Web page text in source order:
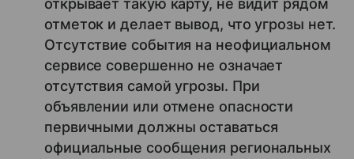
открывает такую карту, не видит рядом
отметок и делает вывод, что угрозы нет.
Отсутствие события на неофициальном
сервисе совершенно не означает
отсутствия самой угрозы. При
объявлении или отмене опасности
первичными должны оставаться
официальные сообщения региональных